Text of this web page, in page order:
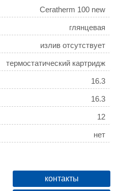
Ceratherm 100 new
глянцевая
излив отсутствует
термостатический картридж
16.3
16.3
12
нет
нет
нет
контакты